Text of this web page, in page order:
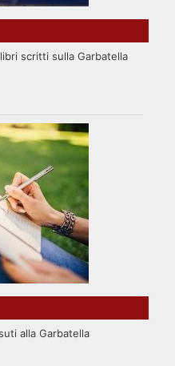
scritti sulla Garbatella
alla Garbatella